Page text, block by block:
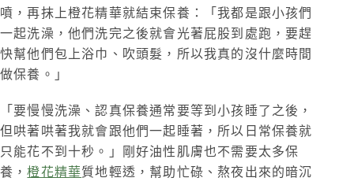
噴，再抹上橙花精華就結束保養：「我都是跟小孩們
一起洗澡，他們洗完之後就會光著屁股到處跑，要趕
快幫他們包上浴巾、吹頭髮，所以我真的沒什麼時間
做保養。」
「要慢慢洗澡、認真保養通常要等到小孩睡了之後，
但哄著哄著我就會跟他們一起睡著，所以日常保養就
只能花不到十秒。」剛好油性肌膚也不需要太多保
養，橙花精華質地輕透，幫助忙碌、熬夜出來的暗沉